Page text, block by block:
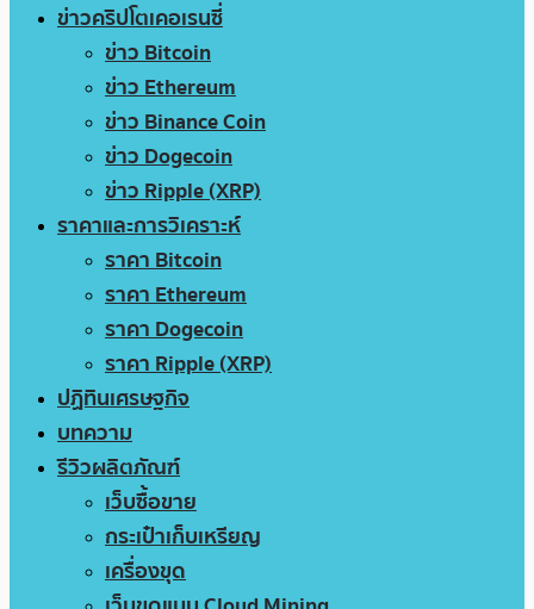
ข่าวคริปโตเคอเรนซี่
ข่าว Bitcoin
ข่าว Ethereum
ข่าว Binance Coin
ข่าว Dogecoin
ข่าว Ripple (XRP)
ราคาและการวิเคราะห์
ราคา Bitcoin
ราคา Ethereum
ราคา Dogecoin
ราคา Ripple (XRP)
ปฏิทินเศรษฐกิจ
บทความ
รีวิวผลิตภัณฑ์
เว็บซื้อขาย
กระเป๋าเก็บเหรียญ
เครื่องขุด